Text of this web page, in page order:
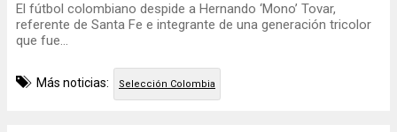
El fútbol colombiano despide a Hernando ‘Mono’ Tovar,
referente de Santa Fe e integrante de una generación tricolor
que fue...
Más noticias: Selección Colombia